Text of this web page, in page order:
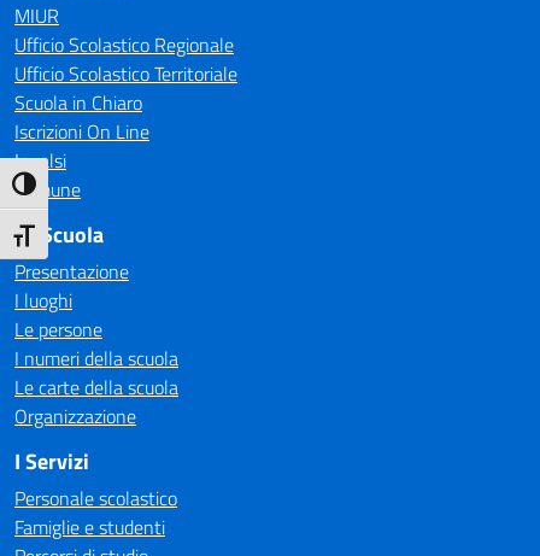
Attiva/disattiva alto contrasto
Attiva/disattiva dimensione testo
MIUR
Ufficio Scolastico Regionale
Ufficio Scolastico Territoriale
Scuola in Chiaro
Iscrizioni On Line
Invalsi
Comune
La Scuola
Presentazione
I luoghi
Le persone
I numeri della scuola
Le carte della scuola
Organizzazione
I Servizi
Personale scolastico
Famiglie e studenti